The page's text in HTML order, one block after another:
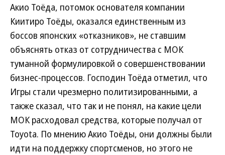
Акио Тоёда, потомок основателя компании
Киитиро Тоёды, оказался единственным из
боссов японских «отказников», не ставшим
объяснять отказ от сотрудничества с МОК
туманной формулировкой о совершенствовании
бизнес-процессов. Господин Тоёда отметил, что
Игры стали чрезмерно политизированными, а
также сказал, что так и не понял, на какие цели
МОК расходовал средства, которые получал от
Toyota. По мнению Акио Тоёды, они должны были
идти на поддержку спортсменов, но этого не